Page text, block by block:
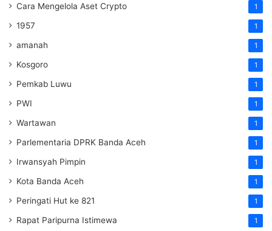
Cara Mengelola Aset Crypto 1
1957 1
amanah 1
Kosgoro 1
Pemkab Luwu 1
PWI 1
Wartawan 1
Parlementaria DPRK Banda Aceh 1
Irwansyah Pimpin 1
Kota Banda Aceh 1
Peringati Hut ke 821 1
Rapat Paripurna Istimewa 1